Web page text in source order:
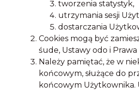
tworzenia statystyk,
utrzymania sesji
dostarczania
Cookies mogą być
śude, Ustawy odo i
Należy pamiętać, że w
końcowym, służące do
końcowym Użytkownika.